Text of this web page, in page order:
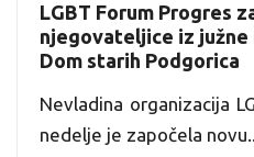
LGBT Forum Progres
njegovateljice iz južne
Dom starih Podgorica
Nevladina organizacija
nedelje je započela